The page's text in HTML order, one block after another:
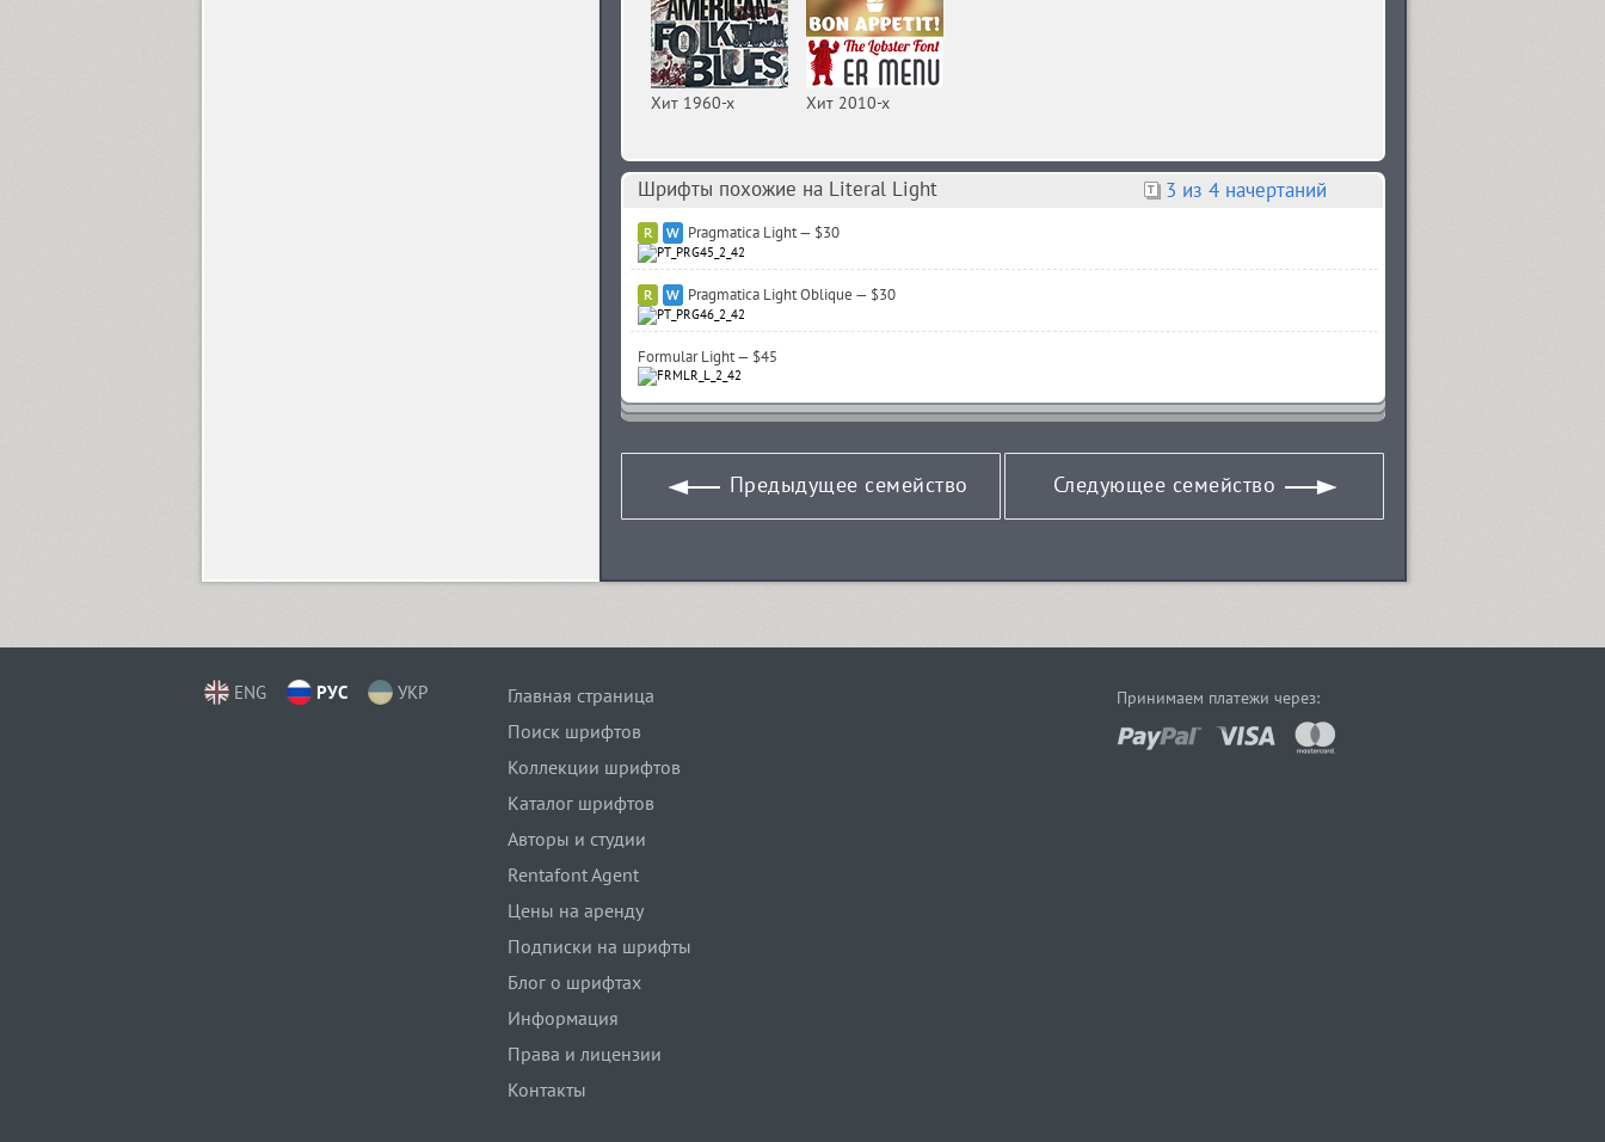
Хит 1960-х Хит 2010-х
Шрифты похожие на Literal Light 3 из 4 начертаний
Pragmatica Light — $30
Pragmatica Light Oblique — $30
Formular Light — $45
Предыдущее семейство Следующее семейство
ENG РУС УКР
Главная страница
Поиск шрифтов
Коллекции шрифтов
Каталог шрифтов
Авторы и студии
Rentafont Agent
Цены на аренду
Подписки на шрифты
Блог о шрифтах
Информация
Права и лицензии
Контакты
Принимаем платежи через: